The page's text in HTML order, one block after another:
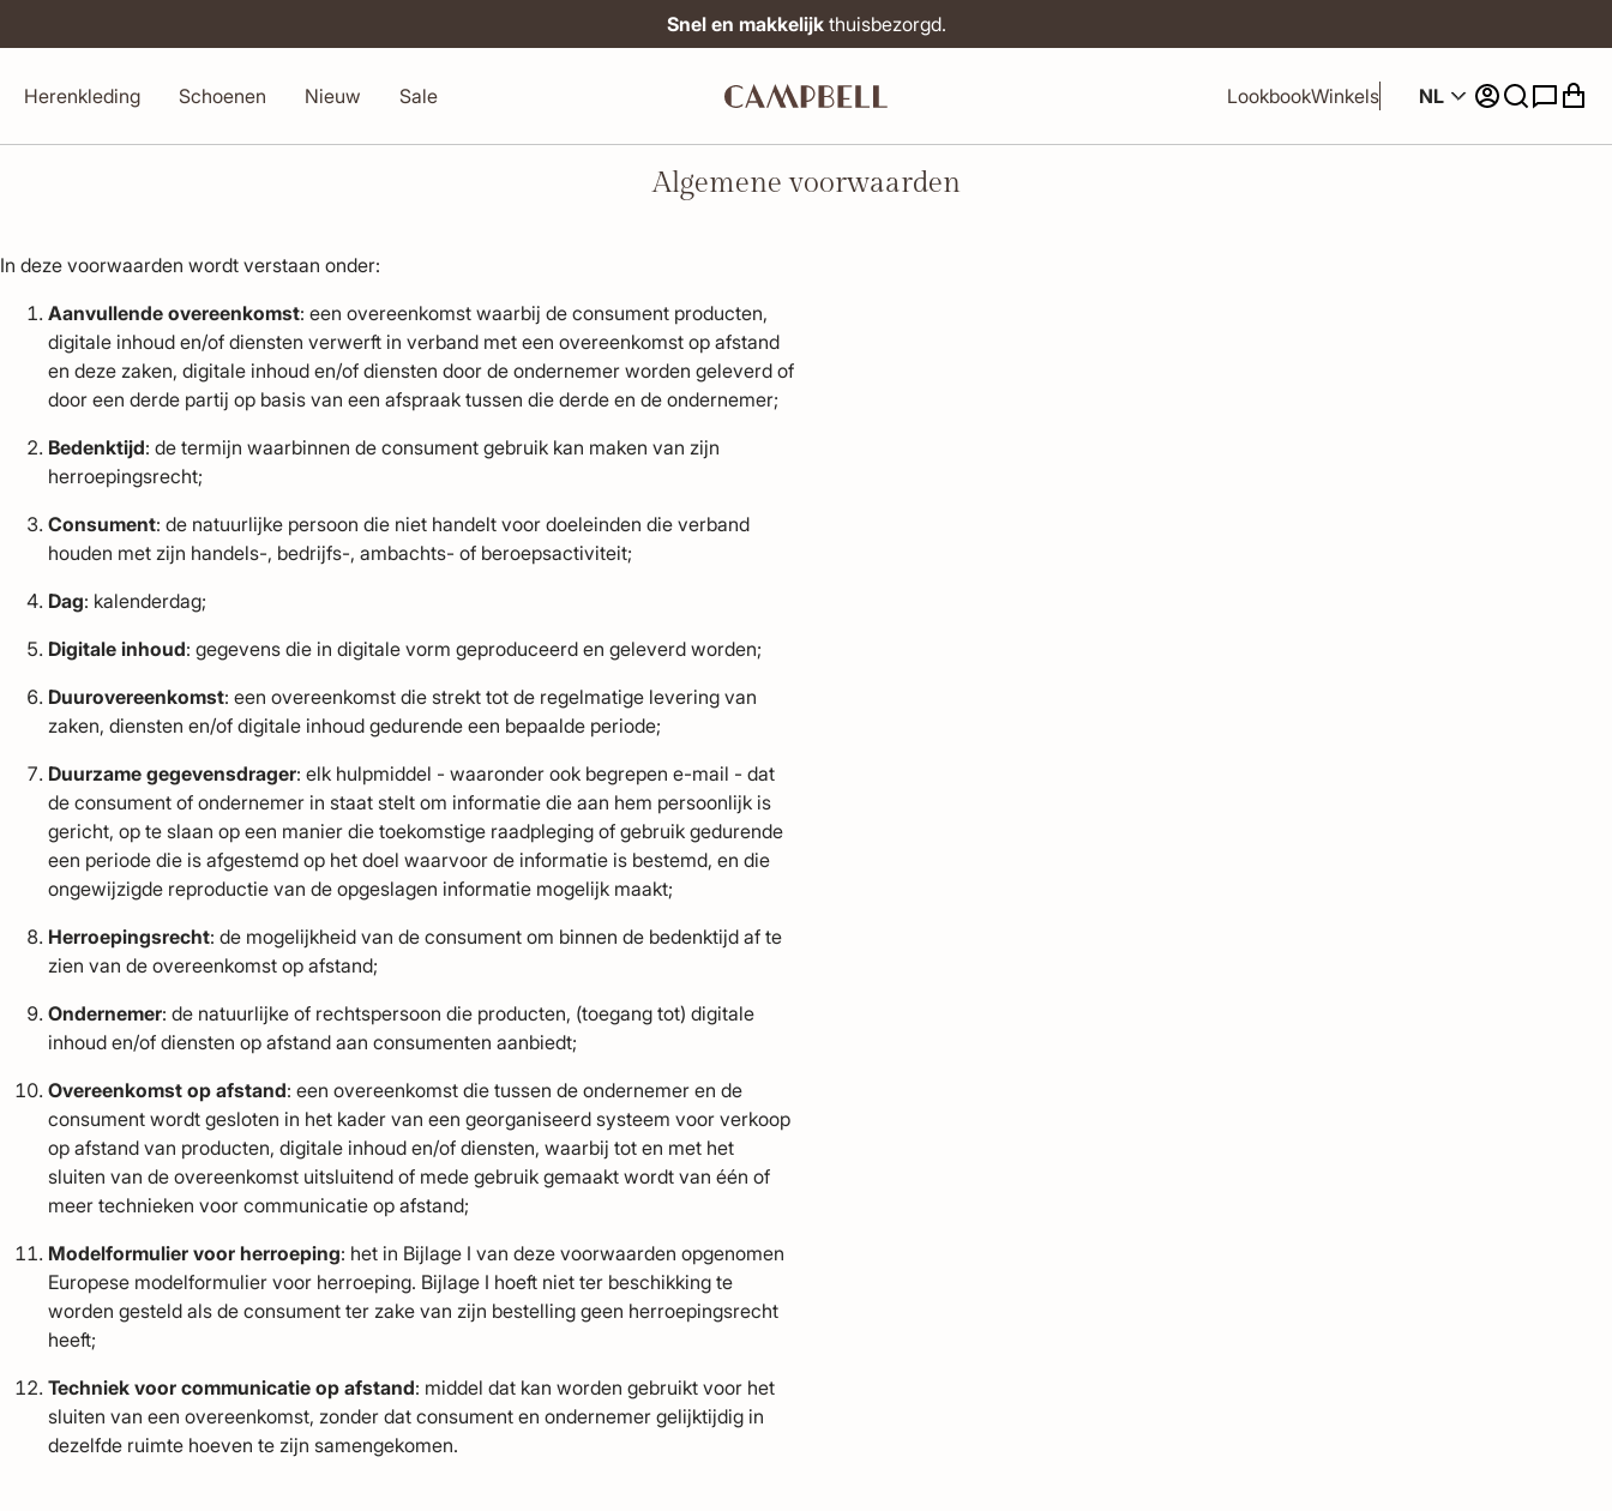
Op werkdagen vóór 12:00 besteld,vandaag verzonden.
Herenkleding Schoenen Nieuw Sale LookbookWinkels NL
Algemene voorwaarden
In deze voorwaarden wordt verstaan onder:
Aanvullende overeenkomst: een overeenkomst waarbij de consument producten,
digitale inhoud en/of diensten verwerft in verband met een overeenkomst op afstand
en deze zaken, digitale inhoud en/of diensten door de ondernemer worden geleverd of
door een derde partij op basis van een afspraak tussen die derde en de ondernemer;
Bedenktijd: de termijn waarbinnen de consument gebruik kan maken van zijn
herroepingsrecht;
Consument: de natuurlijke persoon die niet handelt voor doeleinden die verband
houden met zijn handels-, bedrijfs-, ambachts- of beroepsactiviteit;
Dag: kalenderdag;
Digitale inhoud: gegevens die in digitale vorm geproduceerd en geleverd worden;
Duurovereenkomst: een overeenkomst die strekt tot de regelmatige levering van
zaken, diensten en/of digitale inhoud gedurende een bepaalde periode;
Duurzame gegevensdrager: elk hulpmiddel - waaronder ook begrepen e-mail - dat
de consument of ondernemer in staat stelt om informatie die aan hem persoonlijk is
gericht, op te slaan op een manier die toekomstige raadpleging of gebruik gedurende
een periode die is afgestemd op het doel waarvoor de informatie is bestemd, en die
ongewijzigde reproductie van de opgeslagen informatie mogelijk maakt;
Herroepingsrecht: de mogelijkheid van de consument om binnen de bedenktijd af te
zien van de overeenkomst op afstand;
Ondernemer: de natuurlijke of rechtspersoon die producten, (toegang tot) digitale
inhoud en/of diensten op afstand aan consumenten aanbiedt;
Overeenkomst op afstand: een overeenkomst die tussen de ondernemer en de
consument wordt gesloten in het kader van een georganiseerd systeem voor verkoop
op afstand van producten, digitale inhoud en/of diensten, waarbij tot en met het
sluiten van de overeenkomst uitsluitend of mede gebruik gemaakt wordt van één of
meer technieken voor communicatie op afstand;
Modelformulier voor herroeping: het in Bijlage I van deze voorwaarden opgenomen
Europese modelformulier voor herroeping. Bijlage I hoeft niet ter beschikking te
worden gesteld als de consument ter zake van zijn bestelling geen herroepingsrecht
heeft;
Techniek voor communicatie op afstand: middel dat kan worden gebruikt voor het
sluiten van een overeenkomst, zonder dat consument en ondernemer gelijktijdig in
dezelfde ruimte hoeven te zijn samengekomen.